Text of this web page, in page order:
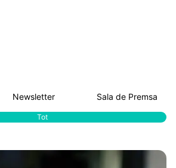
Newsletter Sala de Premsa
Tot